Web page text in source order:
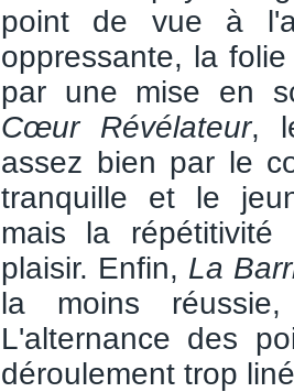
point de vue à
oppressante, la
par une mise en
Cœur Révélateur,
assez bien par le
tranquille et le
mais la
plaisir. Enfin, La
la moins
L'alternance des
déroulement trop